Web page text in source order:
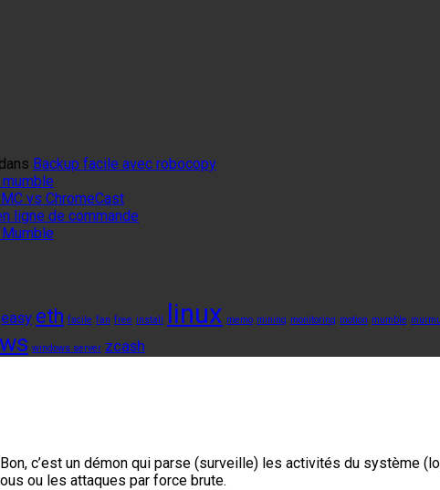
dans Backup facile avec robocopy
vs ChromeCast
ligne de commande
easy eth facile fan free install linux memo mining monitoring motion mumble
windows server zcash
Bon, c’est un démon qui parse (surveille) les activités du système
ou les attaques par force brute.